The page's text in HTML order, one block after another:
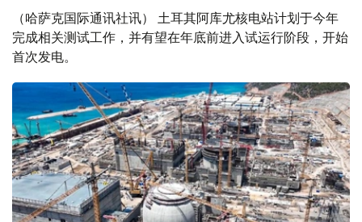
（哈萨克国际通讯社讯） 土耳其阿库尤核电站计划于今年
完成相关测试工作，并有望在年底前进入试运行阶段，开始
首次发电。